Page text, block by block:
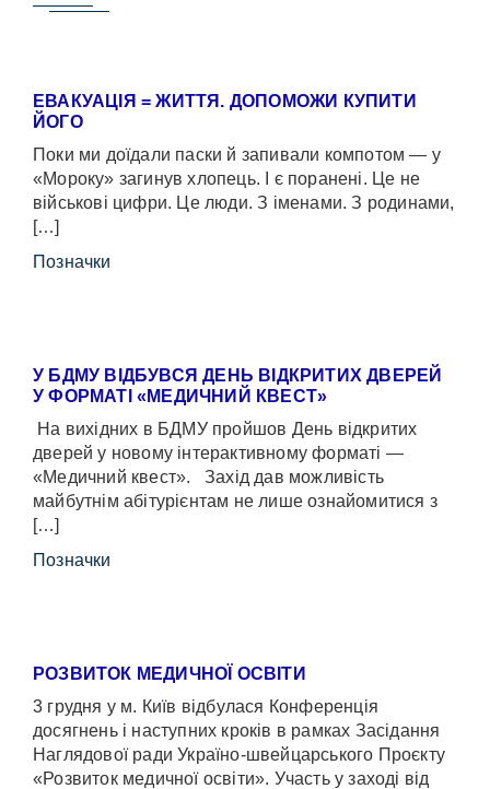
ЕВАКУАЦІЯ = ЖИТТЯ. ДОПОМОЖИ КУПИТИ
ЙОГО
Поки ми доїдали паски й запивали компотом — у
«Мороку» загинув хлопець. І є поранені. Це не
військові цифри. Це люди. З іменами. З родинами,
[…]
Позначки
У БДМУ ВІДБУВСЯ ДЕНЬ ВІДКРИТИХ ДВЕРЕЙ
У ФОРМАТІ «МЕДИЧНИЙ КВЕСТ»
На вихідних в БДМУ пройшов День відкритих
дверей у новому інтерактивному форматі —
«Медичний квест». Захід дав можливість
майбутнім абітурієнтам не лише ознайомитися з
[…]
Позначки
РОЗВИТОК МЕДИЧНОЇ ОСВІТИ
3 грудня у м. Київ відбулася Конференція
досягнень і наступних кроків в рамках Засідання
Наглядової ради Україно-швейцарського Проєкту
«Розвиток медичної освіти». Участь у заході від